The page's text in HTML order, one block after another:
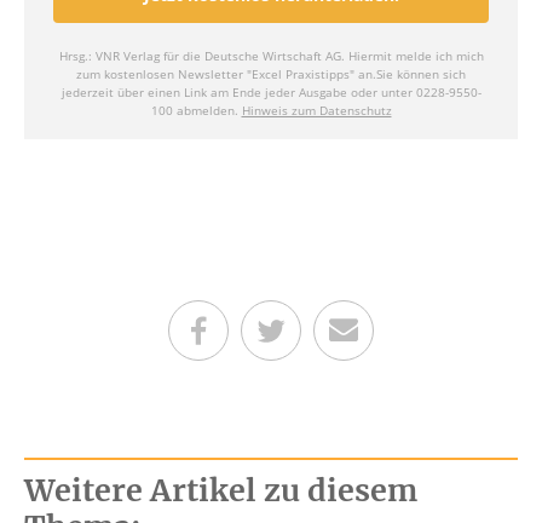
Teilen auf Facebook
Teilen auf Twitter
Per E-Mail senden
Weitere Artikel zu diesem